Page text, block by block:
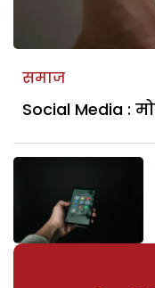
समाज
Social Media :